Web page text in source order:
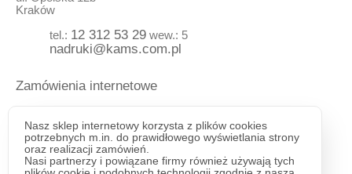
7629847956115
7757096605949
6157993259749
9099640656228
3748238292466
9647557000728
9146705256203
4956940873395
9833704235932
8706161533150
Kraków
tel.: 12 312 53 29 wew.: 5
nadruki@kams.com.pl
Zamówienia internetowe
tel.:12 312-53-29
wew.:3
Nasz sklep internetowy korzysta z plików cookies
potrzebnych m.in. do prawidłowego wyświetlania strony
oraz realizacji zamówień.
Nasi partnerzy i powiązane firmy również używają tych